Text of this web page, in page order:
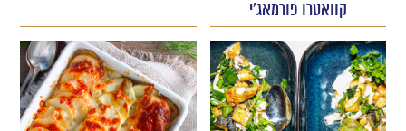
קוואטרו פורמאג'י